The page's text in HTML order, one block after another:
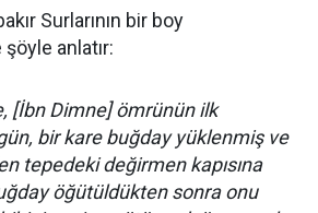
Surlarının bir boy
anlatır:
[İbn Dimne] ömrünün ilk
bir kare buğday yüklenmiş ve
tepedeki değirmen kapısına
öğütüldükten sonra onu